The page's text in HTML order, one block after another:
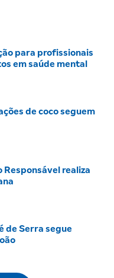
para profissionais
em saúde mental
de coco seguem
Responsável realiza
de Serra segue